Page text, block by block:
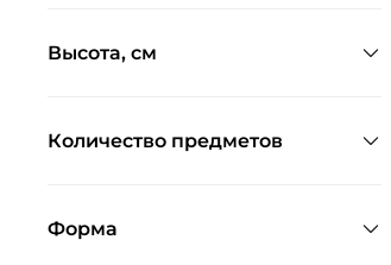
Высота, см
Количество предметов
Форма